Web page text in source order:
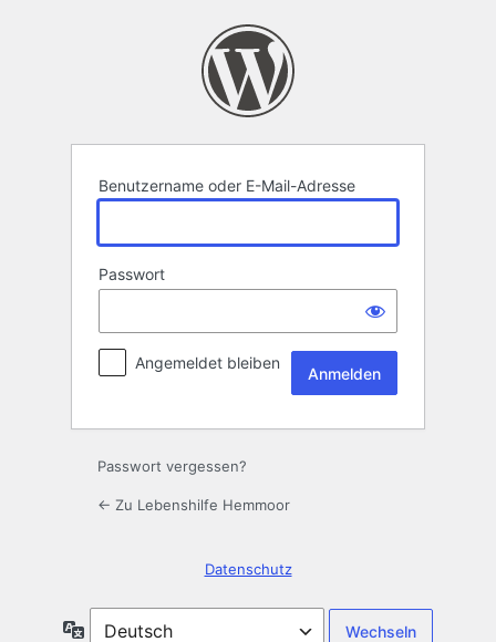
Benutzername oder E-Mail-Adresse
Passwort
Angemeldet bleiben
Passwort vergessen?
← Zu Lebenshilfe Hemmoor
Datenschutz
Sprache